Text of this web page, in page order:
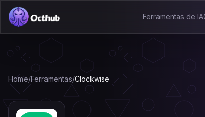
Ferramentas de IA
Home/Ferramentas/Clockwise